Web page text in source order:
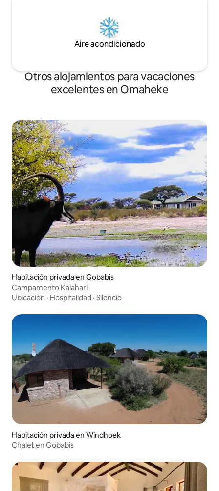
Aire acondicionado
Otros alojamientos para vacaciones
excelentes en Omaheke
Habitación privada en Gobabis
Campamento Kalahari
Ubicación · Hospitalidad · Silencio
Habitación privada en Windhoek
Chalet en Gobabis